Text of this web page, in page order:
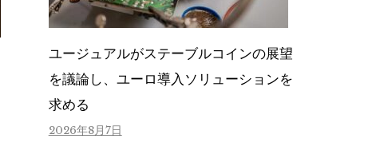
ユージュアルがステーブルコインの展望
を議論し、ユーロ導入ソリューションを
求める
2026年8月7日